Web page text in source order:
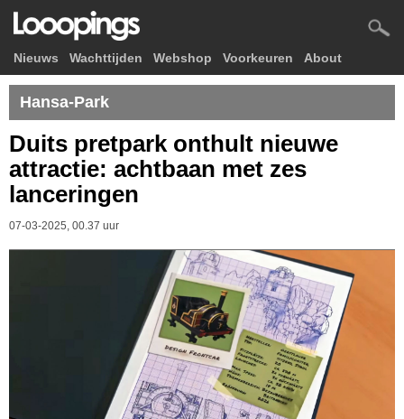
Nieuws Wachttijden Webshop Voorkeuren About
Hansa-Park
Duits pretpark onthult nieuwe
attractie: achtbaan met zes
lanceringen
07-03-2025, 00.37 uur